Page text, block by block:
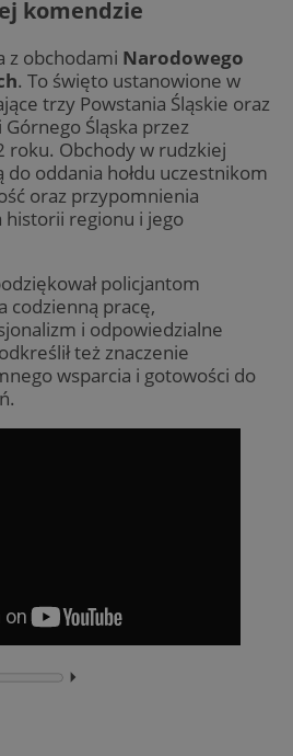
komendzie
z obchodami Narodowego
. To święto ustanowione w
trzy Powstania Śląskie oraz
Śląska przez
roku. Obchody w rudzkiej
do oddania hołdu uczestnikom
oraz przypomnienia
historii regionu i jego
policjantom
codzienną pracę,
i odpowiedzialne
też znaczenie
wsparcia i gotowości do
⏵︎